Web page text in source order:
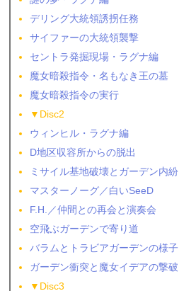
デリング大統領誘拐任務
サイファーの大統領襲撃
セントラ発掘現場・ラグナ編
魔女暗殺指令・名もなき王の墓
魔女暗殺指令の実行
▼Disc2
ウィンヒル・ラグナ編
D地区収容所からの脱出
ミサイル基地破壊とガーデン内紛
マスターノーグ／白いSeeD
F.H.／仲間との再会と演奏会
空飛ぶガーデンで寄り道
バラムとトラビアガーデンの様子
ガーデン衝突と魔女イデアの撃破
▼Disc3